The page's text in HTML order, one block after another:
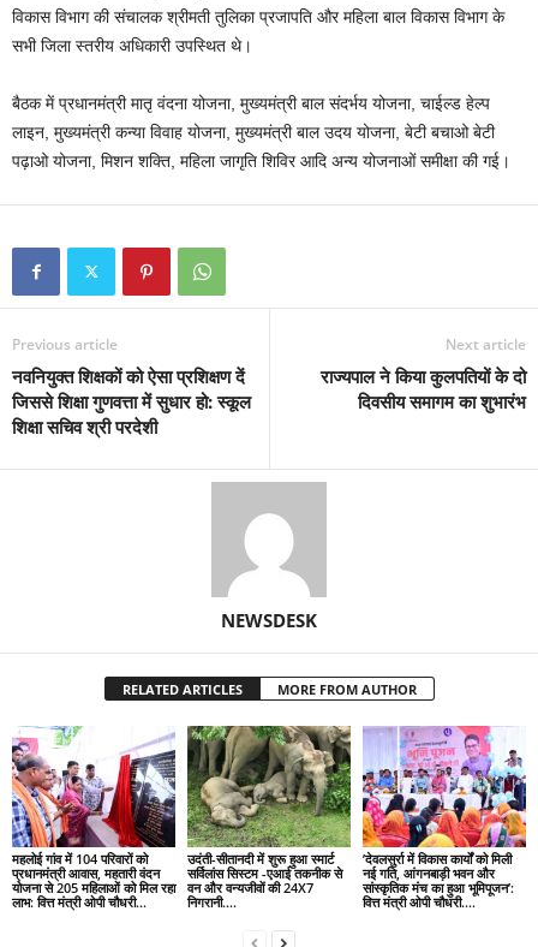
विकास विभाग की संचालक श्रीमती तुलिका प्रजापति और महिला बाल विकास विभाग के
सभी जिला स्तरीय अधिकारी उपस्थित थे।
बैठक में प्रधानमंत्री मातृ वंदना योजना, मुख्यमंत्री बाल संदर्भय योजना, चाईल्ड हेल्प
लाइन, मुख्यमंत्री कन्या विवाह योजना, मुख्यमंत्री बाल उदय योजना, बेटी बचाओ बेटी
पढ़ाओ योजना, मिशन शक्ति, महिला जागृति शिविर आदि अन्य योजनाओं समीक्षा की गई।
Previous article
नवनियुक्त शिक्षकों को ऐसा प्रशिक्षण दें
जिससे शिक्षा गुणवत्ता में सुधार हो: स्कूल
शिक्षा सचिव श्री परदेशी
Next article
राज्यपाल ने किया कुलपतियों के दो
दिवसीय समागम का शुभारंभ
NEWSDESK
RELATED ARTICLES MORE FROM AUTHOR
महलोई गांव में 104 परिवारों को
प्रधानमंत्री आवास, महतारी वंदन
योजना से 205 महिलाओं को मिल रहा
लाभ: वित्त मंत्री ओपी चौधरी…
उदंती-सीतानदी में शुरू हुआ स्मार्ट
सर्विलांस सिस्टम -एआई तकनीक से
वन और वन्यजीवों की 24X7
निगरानी….
’देवलसुर्रा में विकास कार्यों को मिली
नई गति, आंगनबाड़ी भवन और
सांस्कृतिक मंच का हुआ भूमिपूजन’:
वित्त मंत्री ओपी चौधरी….